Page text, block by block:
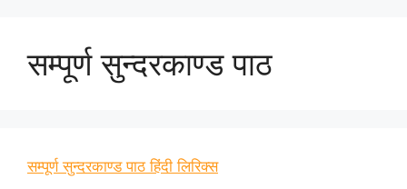
सम्पूर्ण सुन्दरकाण्ड पाठ
सम्पूर्ण सुन्दरकाण्ड पाठ हिंदी लिरिक्स